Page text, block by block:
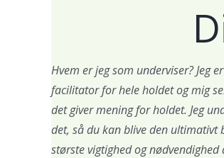
Hvem er jeg som underviser? Jeg
facilitator for hele holdet og mig
det giver mening for holdet. Jeg
det, så du kan blive den ultimativt
største vigtighed og